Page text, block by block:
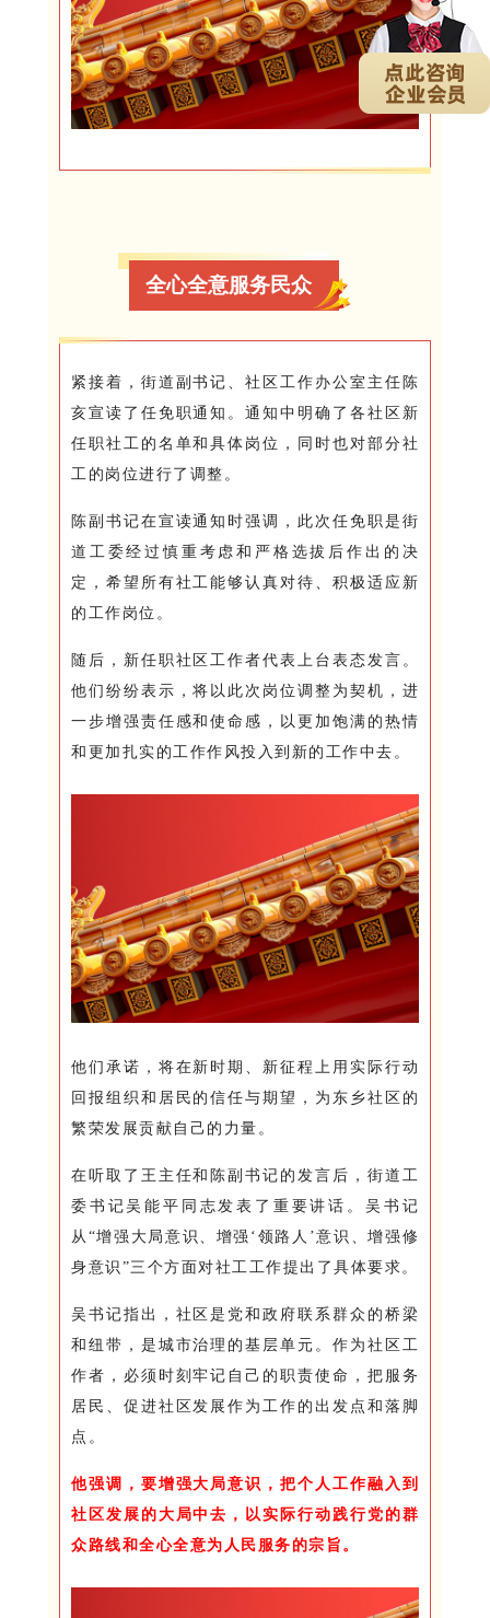
全心全意服务民众
紧接着，街道副书记、社区工作办公室主任陈
亥宣读了任免职通知。通知中明确了各社区新
任职社工的名单和具体岗位，同时也对部分社
工的岗位进行了调整。
陈副书记在宣读通知时强调，此次任免职是街
道工委经过慎重考虑和严格选拔后作出的决
定，希望所有社工能够认真对待、积极适应新
的工作岗位。
随后，新任职社区工作者代表上台表态发言。
他们纷纷表示，将以此次岗位调整为契机，进
一步增强责任感和使命感，以更加饱满的热情
和更加扎实的工作作风投入到新的工作中去。
他们承诺，将在新时期、新征程上用实际行动
回报组织和居民的信任与期望，为东乡社区的
繁荣发展贡献自己的力量。
在听取了王主任和陈副书记的发言后，街道工
委书记吴能平同志发表了重要讲话。吴书记
从“增强大局意识、增强‘领路人’意识、增强修
身意识”三个方面对社工工作提出了具体要求。
吴书记指出，社区是党和政府联系群众的桥梁
和纽带，是城市治理的基层单元。作为社区工
作者，必须时刻牢记自己的职责使命，把服务
居民、促进社区发展作为工作的出发点和落脚
点。
他强调，要增强大局意识，把个人工作融入到
社区发展的大局中去，以实际行动践行党的群
众路线和全心全意为人民服务的宗旨。